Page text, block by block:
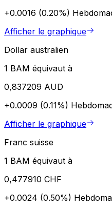
+0.0016 (0.20%)
Afficher le graphique
Dollar australien
1 BAM équivaut à
0,837209 AUD
+0.0009 (0.11%)
Afficher le graphique
Franc suisse
1 BAM équivaut à
0,477910 CHF
+0.0024 (0.50%)